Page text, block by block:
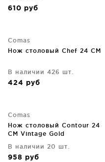
610 руб
Comas
Нож столовый Chef 24 CM
В наличии 426 шт.
424 руб
Comas
Нож столовый Contour 24
CM Vintage Gold
В наличии 20 шт.
958 руб